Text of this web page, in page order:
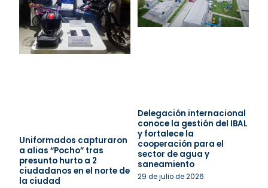
Uniformados capturaron
a alias “Pocho” tras
presunto hurto a 2
ciudadanos en el norte de
la ciudad
Delegación internacional
conoce la gestión del IBAL
y fortalece la
cooperación para el
sector de agua y
saneamiento
29 de julio de 2026